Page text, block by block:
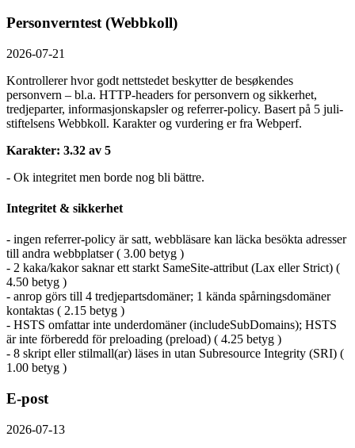
Personverntest (Webbkoll)
2026-07-21
Kontrollerer hvor godt nettstedet beskytter de besøkendes
personvern – bl.a. HTTP-headers for personvern og sikkerhet,
tredjeparter, informasjonskapsler og referrer-policy. Basert på 5 juli-
stiftelsens Webbkoll. Karakter og vurdering er fra Webperf.
Karakter: 3.32 av 5
- Ok integritet men borde nog bli bättre.
Integritet & sikkerhet
- ingen referrer-policy är satt, webbläsare kan läcka besökta adresser
till andra webbplatser ( 3.00 betyg )
- 2 kaka/kakor saknar ett starkt SameSite-attribut (Lax eller Strict) (
4.50 betyg )
- anrop görs till 4 tredjepartsdomäner; 1 kända spårningsdomäner
kontaktas ( 2.15 betyg )
- HSTS omfattar inte underdomäner (includeSubDomains); HSTS
är inte förberedd för preloading (preload) ( 4.25 betyg )
- 8 skript eller stilmall(ar) läses in utan Subresource Integrity (SRI) (
1.00 betyg )
E-post
2026-07-13